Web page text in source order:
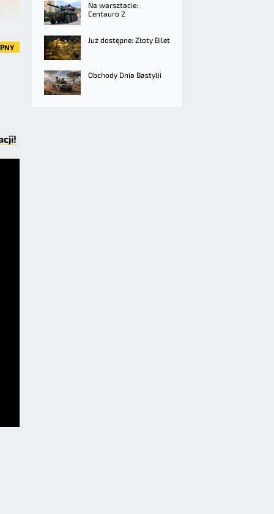
Na warsztacie:
Centauro 2
Już dostępne: Złoty Bilet
Obchody Dnia Bastylii